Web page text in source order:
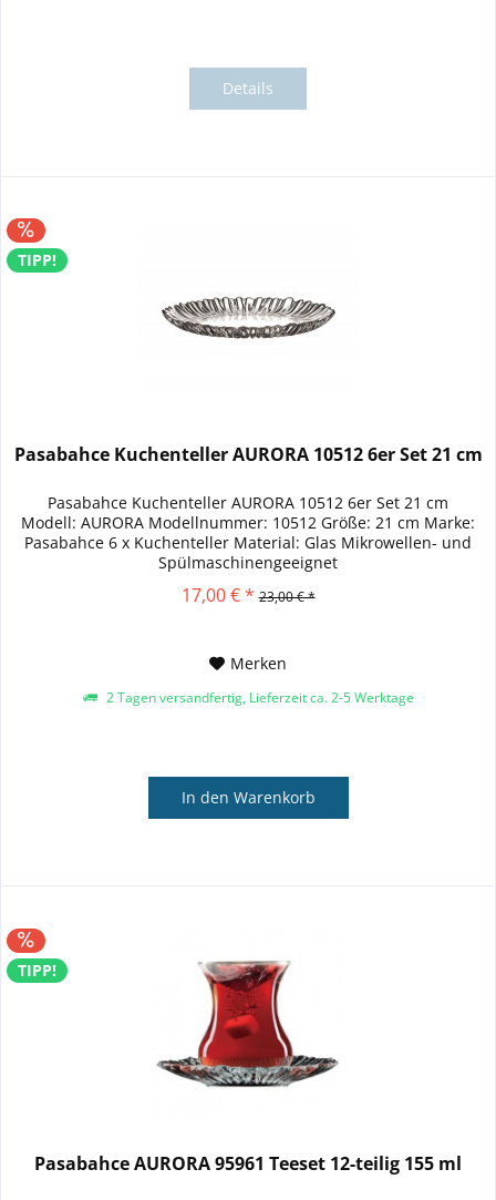
Details
TIPP!
Pasabahce Kuchenteller AURORA 10512 6er Set 21 cm
Pasabahce Kuchenteller AURORA 10512 6er Set 21 cm
Modell: AURORA Modellnummer: 10512 Größe: 21 cm Marke:
Pasabahce 6 x Kuchenteller Material: Glas Mikrowellen- und
Spülmaschinengeeignet
17,00 € * 23,00 € *
Merken
2 Tagen versandfertig, Lieferzeit ca. 2-5 Werktage
In den Warenkorb
TIPP!
Pasabahce AURORA 95961 Teeset 12-teilig 155 ml